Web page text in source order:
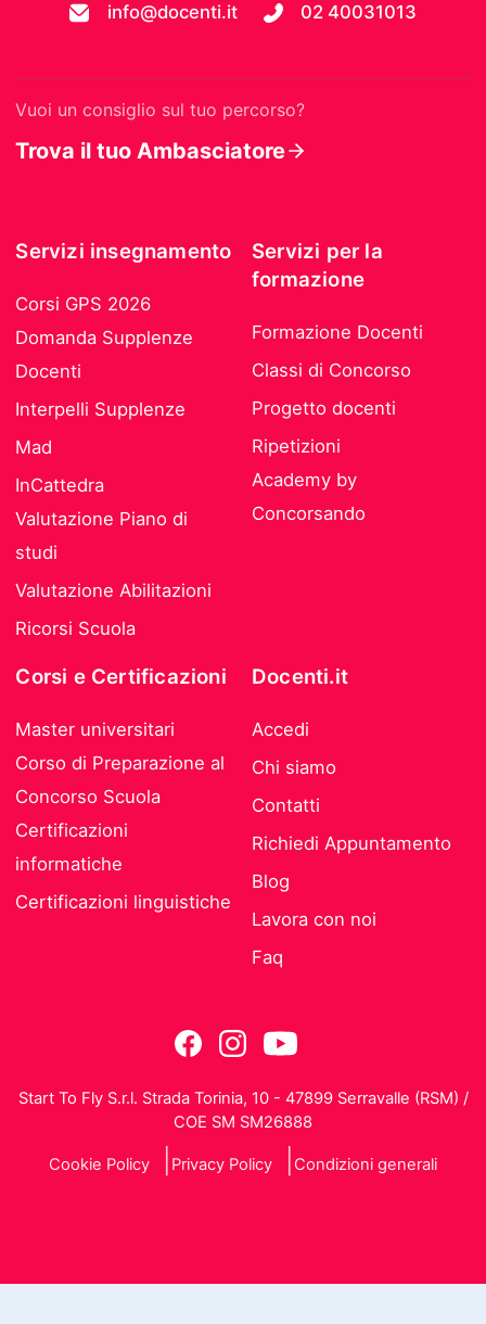
info@docenti.it 02 40031013
Vuoi un consiglio sul tuo percorso?
Trova il tuo Ambasciatore
Servizi insegnamento
Corsi GPS 2026
Domanda Supplenze
Docenti
Interpelli Supplenze
Mad
InCattedra
Valutazione Piano di
studi
Valutazione Abilitazioni
Ricorsi Scuola
Servizi per la
formazione
Formazione Docenti
Classi di Concorso
Progetto docenti
Ripetizioni
Academy by
Concorsando
Corsi e Certificazioni
Master universitari
Corso di Preparazione al
Concorso Scuola
Certificazioni
informatiche
Certificazioni linguistiche
Docenti.it
Accedi
Chi siamo
Contatti
Richiedi Appuntamento
Blog
Lavora con noi
Faq
Start To Fly S.r.l. Strada Torinia, 10 - 47899 Serravalle (RSM) /
COE SM SM26888
Cookie Policy Privacy Policy Condizioni generali